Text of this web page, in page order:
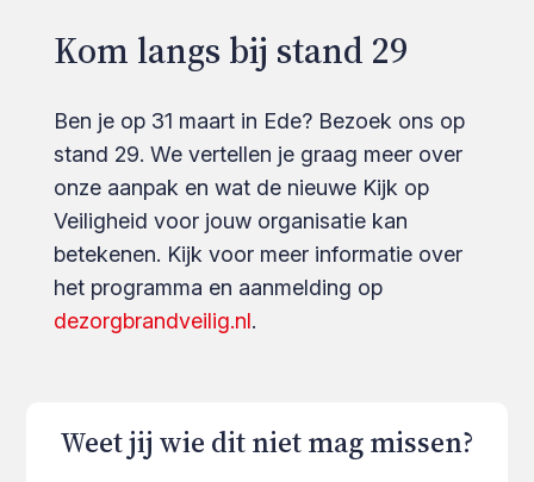
Kom langs bij stand 29
Ben je op 31 maart in Ede? Bezoek ons op
stand 29. We vertellen je graag meer over
onze aanpak en wat de nieuwe Kijk op
Veiligheid voor jouw organisatie kan
betekenen. Kijk voor meer informatie over
het programma en aanmelding op
dezorgbrandveilig.nl.
Weet jij wie dit niet mag missen?